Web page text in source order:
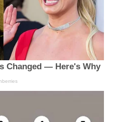
Changed — Here's Why